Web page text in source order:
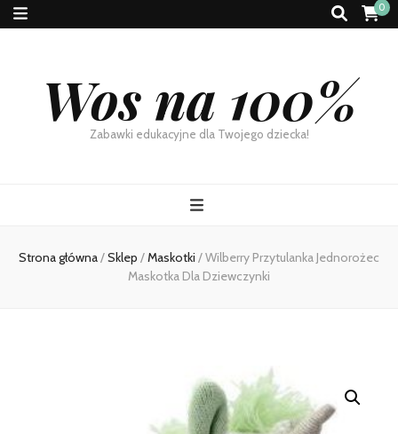
0
Wos na 100%
Zabawki edukacyjne dla Twojego dziecka!
Strona główna/Sklep /Maskotki /Wilberry Przytulanka Jednorożec
Maskotka Dla Dziewczynki